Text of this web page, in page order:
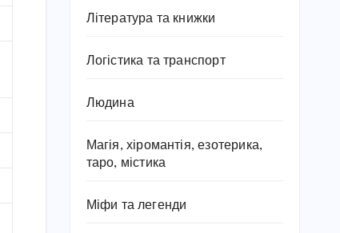
Література та книжки
Логістика та транспорт
Людина
Магія, хіромантія, езотерика,
таро, містика
Міфи та легенди